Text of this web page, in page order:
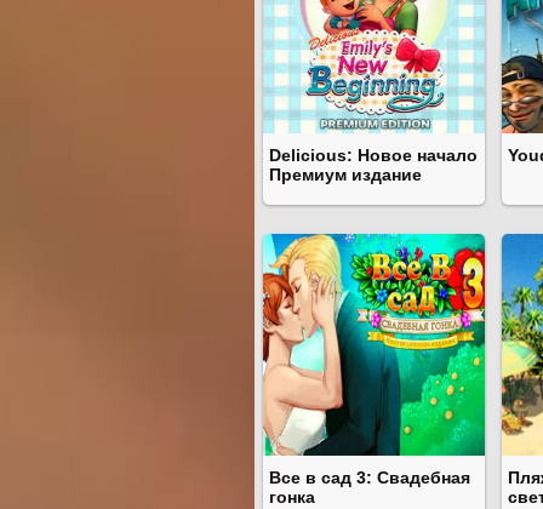
Delicious: Новое начало
Премиум издание
Все в сад 3: Свадебная
гонка